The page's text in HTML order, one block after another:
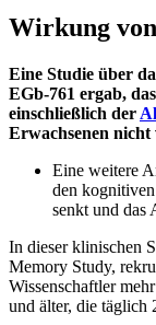
Wirkung
Eine Studie über
EGb-761 ergab,
einschließlich der
Erwachsenen
Eine weitere
den
senkt und das
In dieser klinischen
Memory Study,
Wissenschaftler
und älter, die täglich